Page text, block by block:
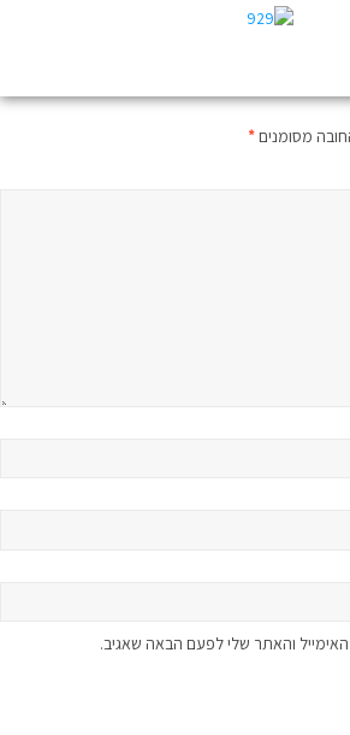
מסומנים*
והאתר שלי לפעם הבאה שאגיב.